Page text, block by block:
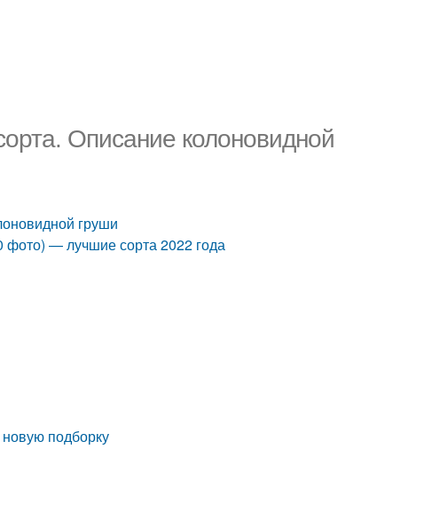
Описание колоновидной
груши
— лучшие сорта 2022 года
подборку